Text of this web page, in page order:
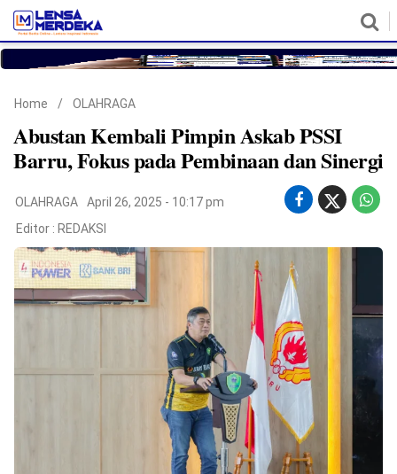
©
Home / OLAHRAGA
Abustan Kembali Pimpin Askab PSSI
Barru, Fokus pada Pembinaan dan Sinergi
OLAHRAGA
April 26, 2025 - 10:17 pm
Editor : REDAKSI